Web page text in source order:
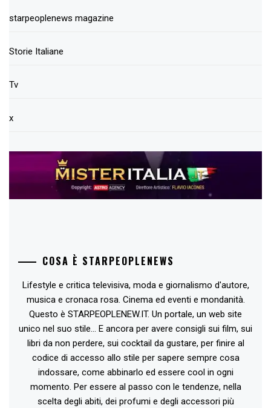
starpeoplenews magazine
Storie Italiane
Tv
x
COSA È STARPEOPLENEWS
Lifestyle e critica televisiva, moda e giornalismo d'autore,
musica e cronaca rosa. Cinema ed eventi e mondanità.
Questo è STARPEOPLENEW.IT. Un portale, un web site
unico nel suo stile... E ancora per avere consigli sui film, sui
libri da non perdere, sui cocktail da gustare, per finire al
codice di accesso allo stile per sapere sempre cosa
indossare, come abbinarlo ed essere cool in ogni
momento. Per essere al passo con le tendenze, nella
scelta degli abiti, dei profumi e degli accessori più